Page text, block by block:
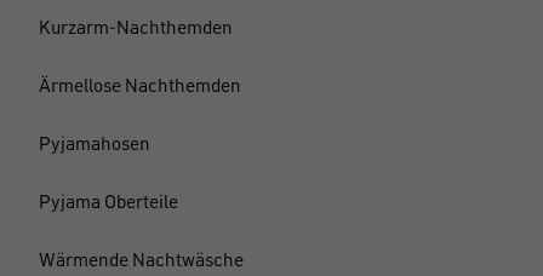
Kurzarm-Nachthemden
Ärmellose Nachthemden
Pyjamahosen
Pyjama Oberteile
Wärmende Nachtwäsche